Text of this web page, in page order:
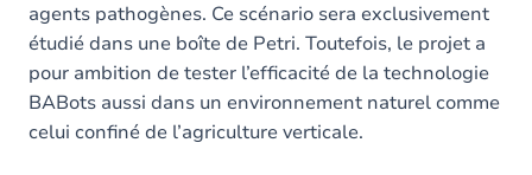
agents pathogènes. Ce scénario sera exclusivement
étudié dans une boîte de Petri. Toutefois, le projet a
pour ambition de tester l’efficacité de la technologie
BABots aussi dans un environnement naturel comme
celui confiné de l’agriculture verticale.